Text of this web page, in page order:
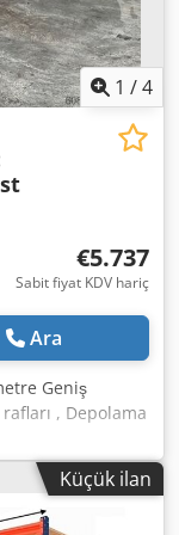
KDV. KDV'nin
: Talep üzerine,
koduna
iş
duyacaktır.
bize bildirin...
1 /4
€5.737
Sabit fiyat KDV hariç
Ara
Geniş
, Depolama
, Küçük
200 cm -
- Uzunluk :
oluşur: - 031 x
Küçük ilan